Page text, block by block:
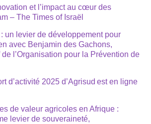
et l’impact au cœur des
– The Times of Israël
un levier de développement pour
avec Benjamin des Gachons,
l’Organisation pour la Prévention de
d’activité 2025 d’Agrisud est en ligne
de valeur agricoles en Afrique :
levier de souveraineté,